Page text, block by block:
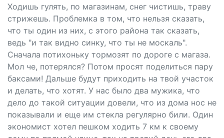
Ходишь гулять, по магазинам, снег чистишь, траву
стрижешь. Проблемка в том, что нельзя сказать,
что ты один из них, с этого района так сказать,
ведь "и так видно синку, что ты не москаль".
Сначала потихоньку тормозят по дороге с магаза.
Мол че, потерялся? Потом просят поделиться пару
баксами! Дальше будут приходить на твой участок
и делать, что хотят. У нас было два мужика, что
дело до такой ситуации довели, что из дома нос не
показывали и еще им стекла регулярно били. Один
экономист хотел пешком ходить 7 км к своему